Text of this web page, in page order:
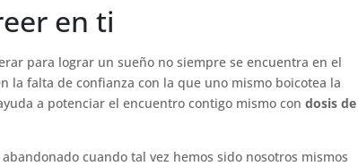
en ti
para lograr un sueño no siempre se encuentra en el
la falta de confianza con la que uno mismo boicotea la
a potenciar el encuentro contigo mismo condosis de
cuando tal vez hemos sido nosotros mismos